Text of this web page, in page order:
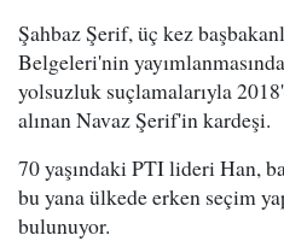
Şahbaz Şerif, üç kez
Belgeleri'nin
yolsuzluk suçlamalarıyla
alınan Navaz Şerif'in kardeşi.
70 yaşındaki PTI lideri Han,
bu yana ülkede erken seçim
bulunuyor.